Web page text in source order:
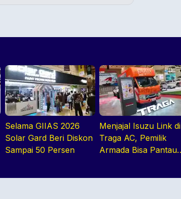
Selama GIIAS 2026
Solar Gard Beri Diskon
Sampai 50 Persen
Menjajal Isuzu Link di
Traga AC, Pemilik
Armada Bisa Pantau